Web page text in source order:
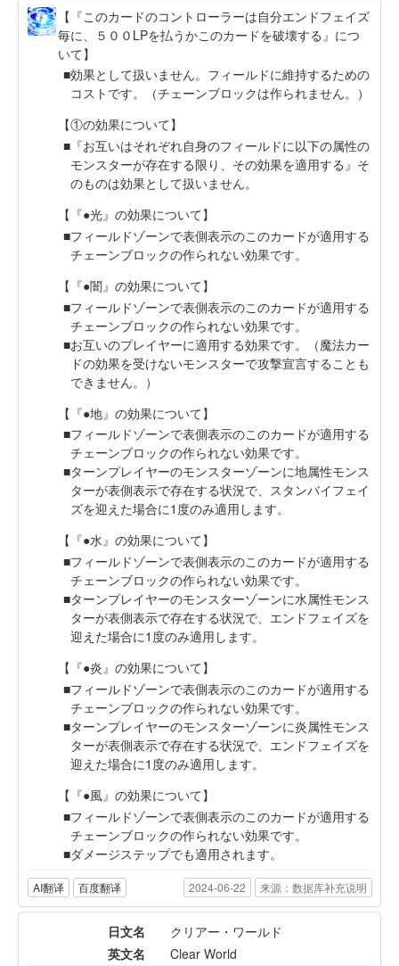
【『このカードのコントローラーは自分エンドフェイズ
毎に、５００LPを払うかこのカードを破壊する』につ
いて】
効果として扱いません。フィールドに維持するための
コストです。（チェーンブロックは作られません。）
【①の効果について】
『お互いはそれぞれ自身のフィールドに以下の属性の
モンスターが存在する限り、その効果を適用する』そ
のものは効果として扱いません。
【『●光』の効果について】
フィールドゾーンで表側表示のこのカードが適用する
チェーンブロックの作られない効果です。
【『●闇』の効果について】
フィールドゾーンで表側表示のこのカードが適用する
チェーンブロックの作られない効果です。
お互いのプレイヤーに適用する効果です。（魔法カー
ドの効果を受けないモンスターで攻撃宣言することも
できません。）
【『●地』の効果について】
フィールドゾーンで表側表示のこのカードが適用する
チェーンブロックの作られない効果です。
ターンプレイヤーのモンスターゾーンに地属性モンス
ターが表側表示で存在する状況で、スタンバイフェイ
ズを迎えた場合に1度のみ適用します。
【『●水』の効果について】
フィールドゾーンで表側表示のこのカードが適用する
チェーンブロックの作られない効果です。
ターンプレイヤーのモンスターゾーンに水属性モンス
ターが表側表示で存在する状況で、エンドフェイズを
迎えた場合に1度のみ適用します。
【『●炎』の効果について】
フィールドゾーンで表側表示のこのカードが適用する
チェーンブロックの作られない効果です。
ターンプレイヤーのモンスターゾーンに炎属性モンス
ターが表側表示で存在する状況で、エンドフェイズを
迎えた場合に1度のみ適用します。
【『●風』の効果について】
フィールドゾーンで表側表示のこのカードが適用する
チェーンブロックの作られない効果です。
ダメージステップでも適用されます。
AI翻译 百度翻译 2024-06-22 来源：数据库补充说明
日文名
クリアー・ワールド
英文名
Clear World